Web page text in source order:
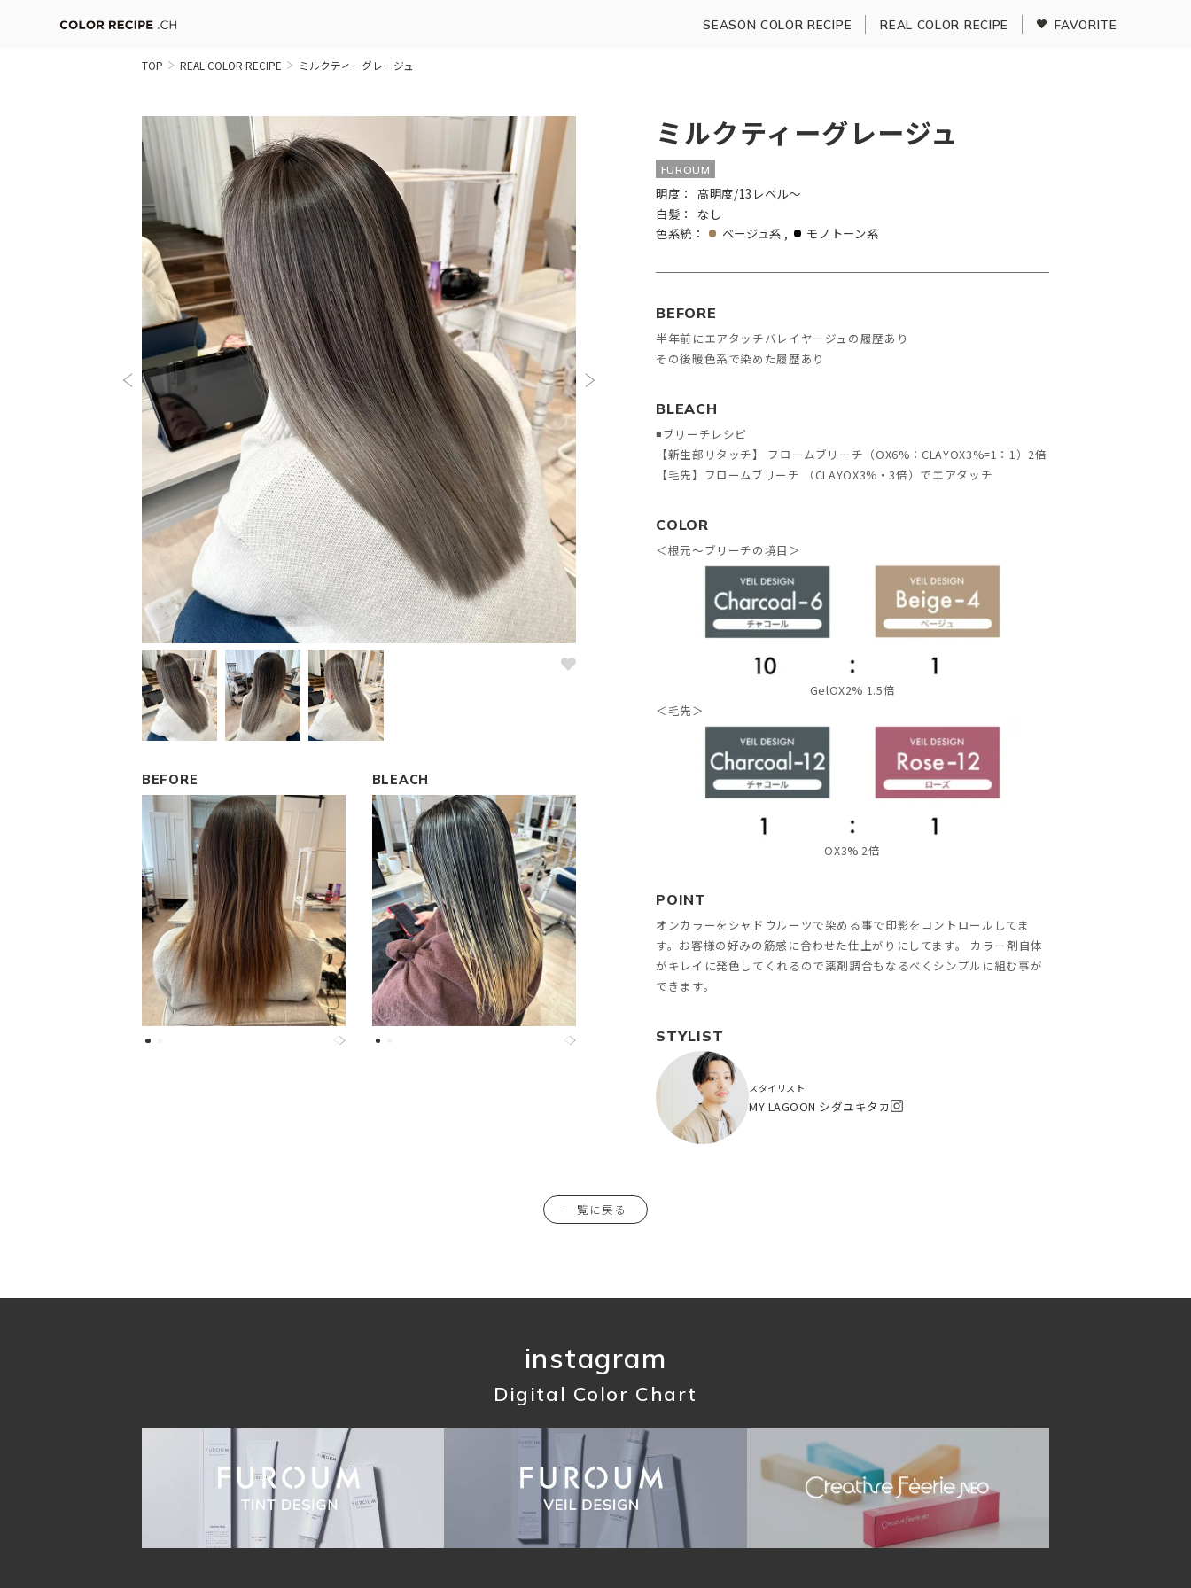
SEASON COLOR RECIPE REAL COLOR RECIPE FAVORITE
TOP REAL COLOR RECIPE ミルクティーグレージュ
BEFORE BLEACH
ミルクティーグレージュ
FUROUM
明度： 高明度/13レベル〜
白髪：
なし
色系統：
ベージュ系 モノトーン系
BEFORE
半年前にエアタッチバレイヤージュの履歴あり
その後暖色系で染めた履歴あり
BLEACH
◾️ブリーチレシピ
【新生部リタッチ】 フロームブリーチ（OX6%：CLAYOX3%=1：1）2倍
【毛先】フロームブリーチ （CLAYOX3%・3倍）でエアタッチ
COLOR
＜根元〜ブリーチの境目 ＞
GelOX2% 1.5倍
＜毛先＞
OX3% 2倍
POINT
オンカラーをシャドウルーツで染める事で印影をコントロールしてま
す。お客様の好みの筋感に合わせた仕上がりにしてます。 カラー剤自体
がキレイに発色してくれるので薬剤調合もなるべくシンプルに組む事が
できます。
STYLIST
スタイリスト
MY LAGOON シダユキタカ
一覧に戻る
instagram
Digital Color Chart